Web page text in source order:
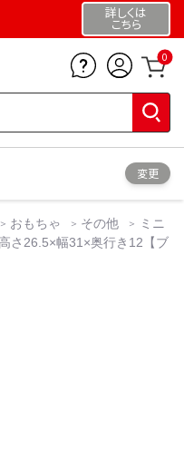
詳しくは
こちら
0
変更
おもちゃ その他
ミニ
さ26.5×幅31×奥行き12【ブ